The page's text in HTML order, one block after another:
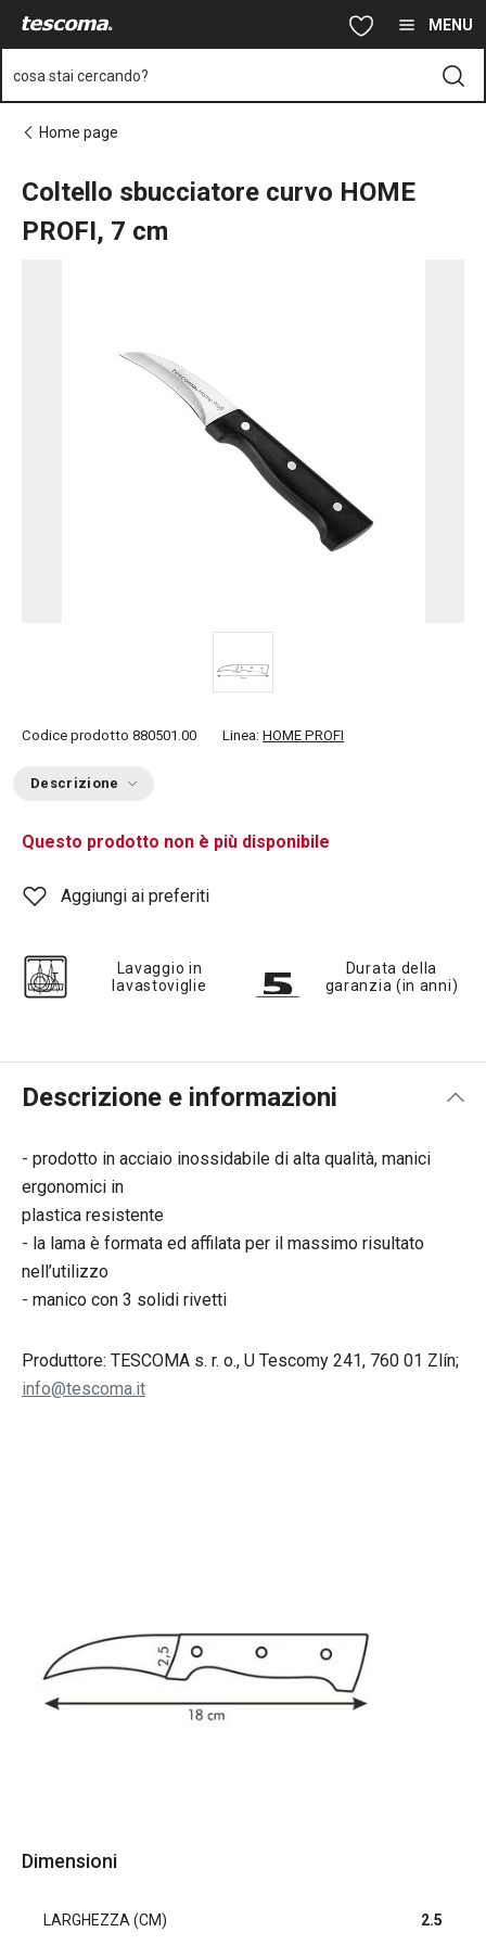
Vai al contenuto principale MENU
cosa stai cercando?
Home page
Coltello sbucciatore curvo HOME
PROFI, 7 cm
Codice prodotto 880501.00 Linea: HOME PROFI
Descrizione
Questo prodotto non è più disponibile
Aggiungi ai preferiti
Lavaggio in
lavastoviglie
Durata della
garanzia (in anni)
Descrizione e informazioni
- prodotto in acciaio inossidabile di alta qualità, manici
ergonomici in
plastica resistente
- la lama è formata ed affilata per il massimo risultato
nell’utilizzo
- manico con 3 solidi rivetti
Produttore: TESCOMA s. r. o., U Tescomy 241, 760 01 Zlín;
info@tescoma.it
Dimensioni
LARGHEZZA (CM) 2.5